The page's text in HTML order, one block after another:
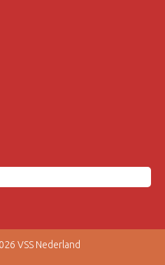
VSS Nederland